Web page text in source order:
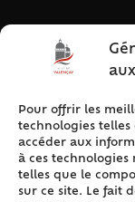
Pour offrir les
technologies telles
accéder aux
à ces
telles que le
sur ce site. Le fait